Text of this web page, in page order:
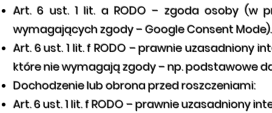
Art. 6 ust. 1 lit. a RODO – zgoda osoby (w
wymagających zgody – Google Consent Mode).
Art. 6 ust. 1 lit. f RODO – prawnie
które nie wymagają zgody – np. podstawowe
Dochodzenie lub obrona przed roszczeniami:
Art. 6 ust. 1 lit. f RODO – prawnie uzasadniony